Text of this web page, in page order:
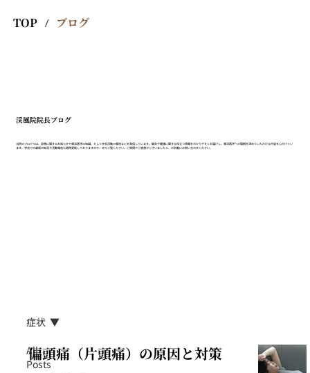
TOP / ブログ
渓風院院長ブログ
当院のブログでは、診療に関するお知らせや東洋医学の知識、そして学会活動の報告などを発信しています。鍼灸や健康に関する役立つ情報をわかりやすくお届けし、東洋医学への理解を深めていただける内容を心がけてい
ます。学会での最新の知見や活動報告も随時更新しておりますので、ぜひご覧ください。ご質問やご感想がございましたら、お気軽にお問い合わせください。
All
Posts
症状
偏頭痛（片頭痛）の原因と対策